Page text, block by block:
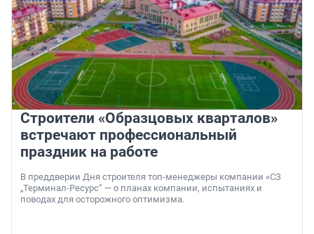
Строители «Образцовых кварталов»
встречают профессиональный
праздник на работе
В преддверии Дня строителя топ-менеджеры компании «СЗ
„Терминал-Ресурс“ — о планах компании, испытаниях и
поводах для осторожного оптимизма.